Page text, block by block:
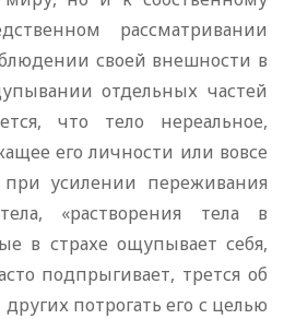
рассматривании
своей внешности в
отдельных частей
что тело нереальное,
его личности или вовсе
при усилении переживания
«растворения тела в
в страхе ощупывает себя,
подпрыгивает, трется об
потрогать его с целью